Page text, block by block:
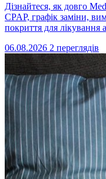
Дізнайтеся, як довго
CPAP, графік заміни,
покриття для лікування
06.08.2026 2 переглядів